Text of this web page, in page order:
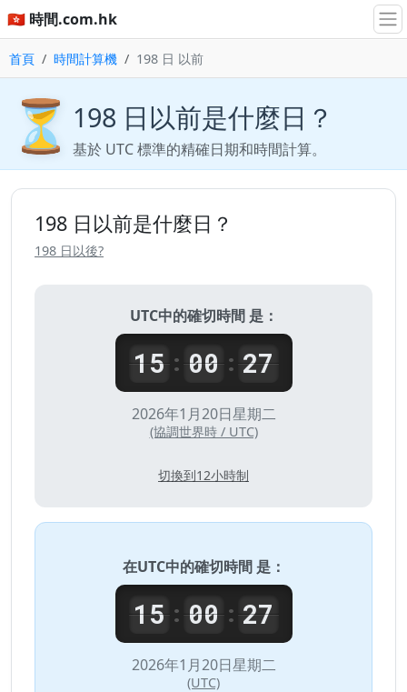
🇭🇰 時間.com.hk
首頁 時間計算機 198 日 以前
⏳ 198 日以前是什麼日？
基於 UTC 標準的精確日期和時間計算。
198 日以前是什麼日？
198 日以後?
UTC中的確切時間 是：
15: 00: 27
2026年1月20日星期二
(協調世界時 / UTC)
切換到12小時制
在UTC中的確切時間 是：
15: 00: 27
2026年1月20日星期二
(UTC)